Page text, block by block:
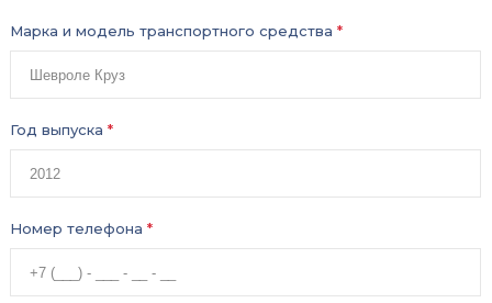
Марка и модель транспортного средства *
Год выпуска *
Номер телефона *